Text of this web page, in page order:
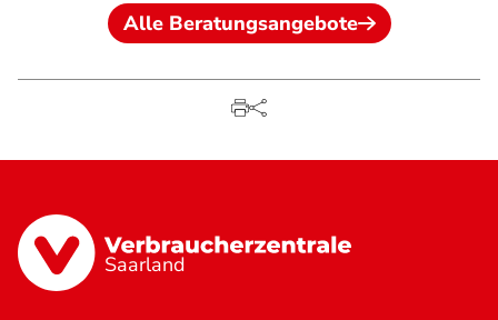
Alle Beratungsangebote
Saarland